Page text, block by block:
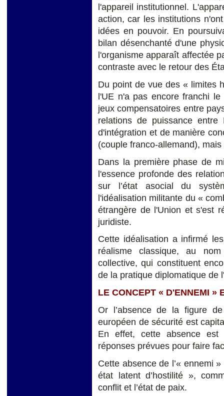
l'appareil institutionnel.
action, car les institutions
idées en pouvoir. En
bilan désenchanté d'une
l'organisme apparaît affectée
contraste avec le retour des
Du point de vue des « limites
l'UE n'a pas encore franchi
jeux compensatoires entre
relations de puissance
d'intégration et de manière
(couple franco-allemand),
Dans la première phase de
l'essence profonde des
sur l’état asocial du
l'idéalisation militante du «
étrangère de l'Union et s'est
juridiste.
Cette idéalisation a infirmé
réalisme classique, au
collective, qui constituent
de la pratique diplomatique de
LE CONCEPT « D'ENNEMI »
Or l’absence de la figure
européen de sécurité est
En effet, cette absence
réponses prévues pour faire
Cette absence de l’« ennemi
état latent d’hostilité »,
conflit et l’état de paix.